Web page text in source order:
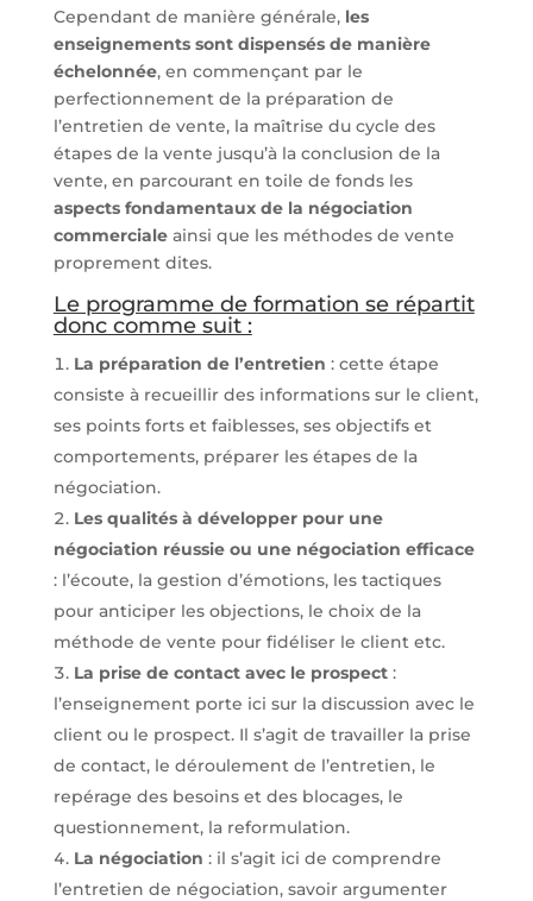
Cependant de manière générale, les
enseignements sont dispensés de manière
échelonnée, en commençant par le
perfectionnement de la préparation de
l’entretien de vente, la maîtrise du cycle des
étapes de la vente jusqu’à la conclusion de la
vente, en parcourant en toile de fonds les
aspects fondamentaux de la négociation
commercialeainsi que les méthodes de vente
proprement dites.
Le programme de formation se répartit
donc comme suit :
La préparation de l’entretien : cette étape
consiste à recueillir des informations sur le client,
ses points forts et faiblesses, ses objectifs et
comportements, préparer les étapes de la
négociation.
Les qualités à développer pour une
négociation réussie ou une négociation efficace
: l’écoute, la gestion d’émotions, les tactiques
pour anticiper les objections, le choix de la
méthode de vente pour fidéliser le client etc.
La prise de contact avec le prospect:
l’enseignement porte ici sur la discussion avec le
client ou le prospect. Il s’agit de travailler la prise
de contact, le déroulement de l’entretien, le
repérage des besoins et des blocages, le
questionnement, la reformulation.
La négociation : il s’agit ici de comprendre
l’entretien de négociation, savoir argumenter